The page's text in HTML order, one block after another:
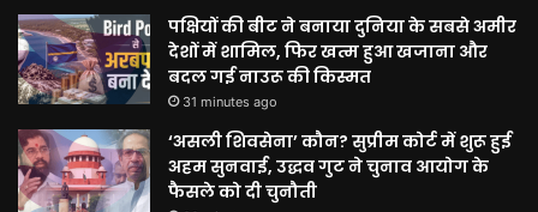
पक्षियों की बीट ने बनाया दुनिया के सबसे अमीर
देशों में शामिल, फिर खत्म हुआ खजाना और
बदल गई नाउरू की किस्मत
31 minutes ago
‘असली शिवसेना’ कौन? सुप्रीम कोर्ट में शुरू हुई
अहम सुनवाई, उद्धव गुट ने चुनाव आयोग के
फैसले को दी चुनौती